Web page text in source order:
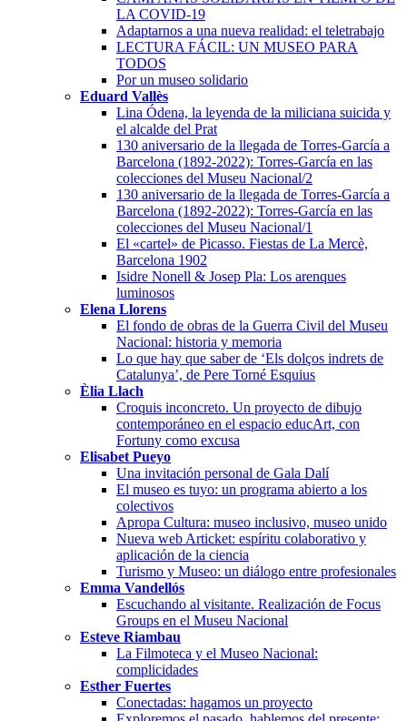
LA COVID-19
Adaptarnos a una nueva realidad: el teletrabajo
LECTURA FÁCIL: UN MUSEO PARA
TODOS
Por un museo solidario
Eduard Vallès
Lina Ódena, la leyenda de la miliciana suicida y
el alcalde del Prat
130 aniversario de la llegada de Torres-García a
Barcelona (1892-2022): Torres-García en las
colecciones del Museu Nacional/2
130 aniversario de la llegada de Torres-García a
Barcelona (1892-2022): Torres-García en las
colecciones del Museu Nacional/1
El «cartel» de Picasso. Fiestas de La Mercè,
Barcelona 1902
Isidre Nonell & Josep Pla: Los arenques
luminosos
Elena Llorens
El fondo de obras de la Guerra Civil del Museu
Nacional: historia y memoria
Lo que hay que saber de ‘Els dolços indrets de
Catalunya’, de Pere Torné Esquius
Èlia Llach
Croquis inconcreto. Un proyecto de dibujo
contemporáneo en el espacio educArt, con
Fortuny como excusa
Elisabet Pueyo
Una invitación personal de Gala Dalí
El museo es tuyo: un programa abierto a los
colectivos
Apropa Cultura: museo inclusivo, museo unido
Nueva web Articket: espíritu colaborativo y
aplicación de la ciencia
Turismo y Museo: un diálogo entre profesionales
Emma Vandellós
Escuchando al visitante. Realización de Focus
Groups en el Museu Nacional
Esteve Riambau
La Filmoteca y el Museo Nacional:
complicidades
Esther Fuertes
Conectadas: hagamos un proyecto